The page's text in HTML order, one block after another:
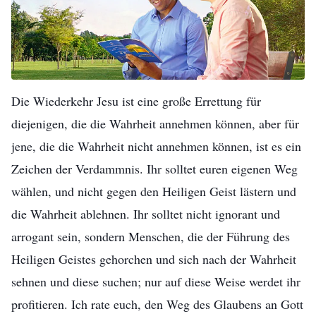
Regierung oder der religiösen Gemeinschaft missbilligt
wird, dann können wir das akzeptieren. Wenn er von der
Regierung und der religiösen Gemeinschaft missbilligt
wird, dann muss er ein Schuft sein. Ganz gleich also,
wie wunderbar Gottes Wort ist, wir werden es nicht
annehmen.“ Heißt das, den wahren Weg zu untersuchen?
Das ist die Logik eines Narren. Es ist Satans Logik.
Wenn du den wahren Weg untersuchst, dann musst du
ermitteln, ob die vom menschgewordenen Gott
gesprochenen Worte, wirklich die Stimme Gottes sind,
ob sie die Wahrheit sind und ob sie das Werk Gottes sind
oder nicht. Das ist es, was du untersuchen solltest. Wenn
diese Worte die Wahrheit sind, wenn sie die Stimme
Gottes sind und sie Gottes Werk der letzten Tage sind,
– Predigten und gemeinschaftlicher Austausch über den Eintritt in
das Leben
Die Wiederkehr Jesu ist eine große Errettung für
diejenigen, die die Wahrheit annehmen können, aber für
jene, die die Wahrheit nicht annehmen können, ist es ein
Zeichen der Verdammnis. Ihr solltet euren eigenen Weg
wählen, und nicht gegen den Heiligen Geist lästern und
die Wahrheit ablehnen. Ihr solltet nicht ignorant und
arrogant sein, sondern Menschen, die der Führung des
Heiligen Geistes gehorchen und sich nach der Wahrheit
sehnen und diese suchen; nur auf diese Weise werdet ihr
profitieren. Ich rate euch, den Weg des Glaubens an Gott